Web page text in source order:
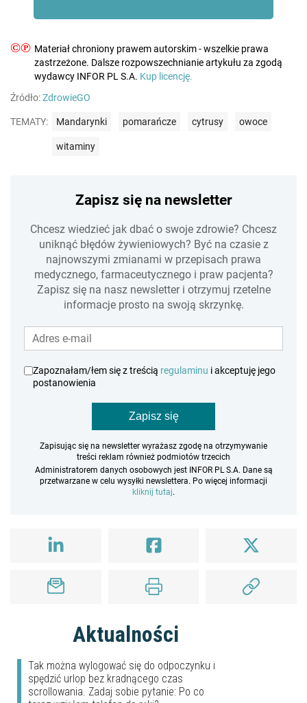
©℗ Materiał chroniony prawem autorskim - wszelkie prawa
zastrzeżone. Dalsze rozpowszechnianie artykułu za zgodą
wydawcy INFOR PL S.A. Kup licencję.
Źródło:ZdrowieGO
TEMATY: Mandarynki pomarańcze cytrusy owoce
witaminy
Zapisz się na newsletter
Chcesz wiedzieć jak dbać o swoje zdrowie? Chcesz
uniknąć błędów żywieniowych? Być na czasie z
najnowszymi zmianami w przepisach prawa
medycznego, farmaceutycznego i praw pacjenta?
Zapisz się na nasz newsletter i otrzymuj rzetelne
informacje prosto na swoją skrzynkę.
Zapoznałam/łem się z treścią regulaminu i akceptuję jego
postanowienia
Zapisz się
Zapisując się na newsletter wyrażasz zgodę na otrzymywanie
treści reklam również podmiotów trzecich
Administratorem danych osobowych jest INFOR PL S.A. Dane są
przetwarzane w celu wysyłki newslettera. Po więcej informacji
kliknij tutaj.
Aktualności
Tak można wylogować się do odpoczynku i
spędzić urlop bez kradnącego czas
scrollowania. Zadaj sobie pytanie: Po co